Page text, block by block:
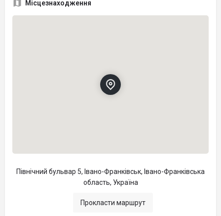
Місцезнаходження
Північний бульвар 5, Івано-Франківськ, Івано-Франківська
область, Україна
Прокласти маршрут